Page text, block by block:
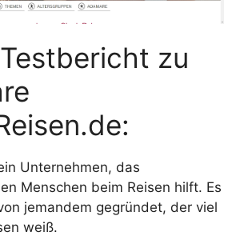
zu
Unternehmen, das
Menschen beim Reisen hilft. Es
jemandem gegründet, der viel
weiß.